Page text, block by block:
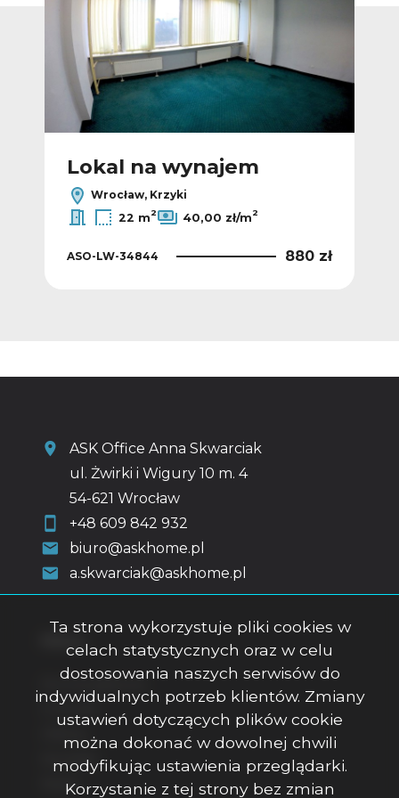
Lokal na wynajem
Wrocław, Krzyki
22 m2 40,00 zł/m2
ASO-LW-34844 880 zł
ASK Office Anna Skwarciak
ul. Żwirki i Wigury 10 m. 4
54-621 Wrocław
+48 609 842 932
biuro@askhome.pl
a.skwarciak@askhome.pl
Strona główna
O firmie
Kontakt
Rodo
Ta strona wykorzystuje pliki cookies w
celach statystycznych oraz w celu
dostosowania naszych serwisów do
indywidualnych potrzeb klientów. Zmiany
ustawień dotyczących plików cookie
można dokonać w dowolnej chwili
modyfikując ustawienia przeglądarki.
Korzystanie z tej strony bez zmian